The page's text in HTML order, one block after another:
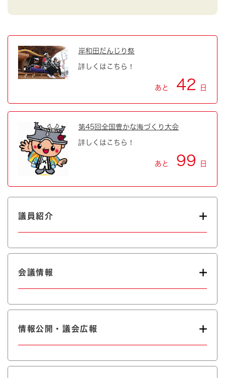
岸和田だんじり祭
詳しくはこちら！
あと 42 日
第45回全国豊かな海づくり大会
詳しくはこちら！
あと 99 日
議員紹介
会議情報
情報公開・議会広報